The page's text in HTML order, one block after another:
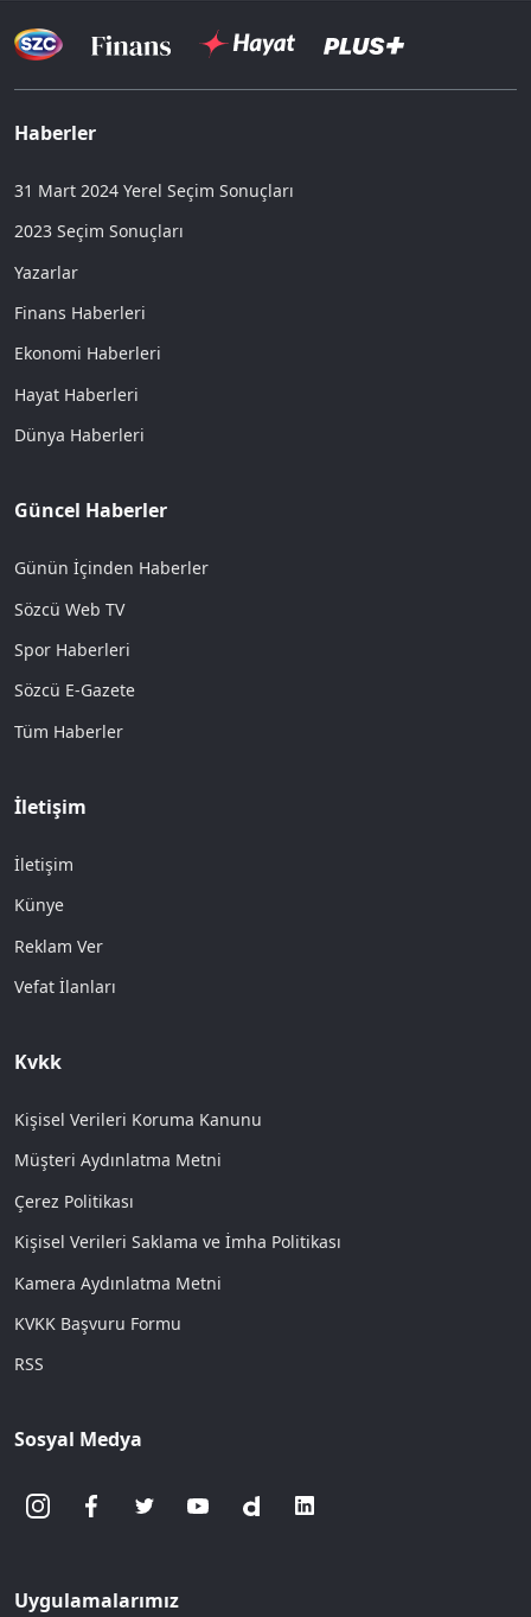
Haberler
31 Mart 2024 Yerel Seçim Sonuçları
2023 Seçim Sonuçları
Yazarlar
Finans Haberleri
Ekonomi Haberleri
Hayat Haberleri
Dünya Haberleri
Güncel Haberler
Günün İçinden Haberler
Sözcü Web TV
Spor Haberleri
Sözcü E-Gazete
Tüm Haberler
İletişim
İletişim
Künye
Reklam Ver
Vefat İlanları
Kvkk
Kişisel Verileri Koruma Kanunu
Müşteri Aydınlatma Metni
Çerez Politikası
Kişisel Verileri Saklama ve İmha Politikası
Kamera Aydınlatma Metni
KVKK Başvuru Formu
RSS
Sosyal Medya
Uygulamalarımız